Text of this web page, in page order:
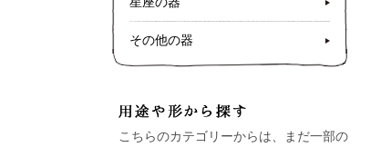
その他の器
こちらのカテゴリーからは、まだ一部の